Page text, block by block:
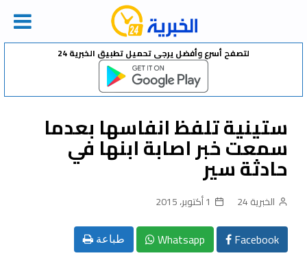
Skip
لتصفح أسرع وأفضل يرجى تحميل تطبيق الخبرية 24
ستينية تلفظ انفاسها بعدما
سمعت خبر اصابة ابنها في
حادثة سير
الخبرية 24 1 أكتوبر، 2015
Facebook
Whatsapp طباعة